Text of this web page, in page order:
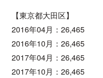
【東京都大田区】
2016年04月：26,465
2016年10月：26,465
2017年04月：26,465
2017年10月：26,465